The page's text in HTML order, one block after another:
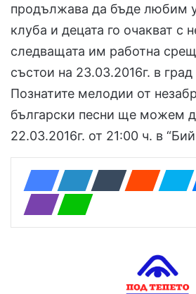
продължава да бъде любим
клуба и децата го очакват с
следващата им работна
състои на 23.03.2016г. в
Познатите мелодии от
български песни ще можем
22.03.2016г. от 21:00 ч. в